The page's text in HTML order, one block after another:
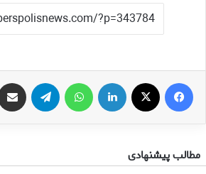
فیس بوک لینکدین واتس آپ تلگرام
مطالب پیشنهادی